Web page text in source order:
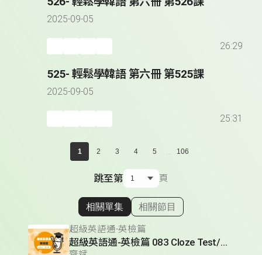
2025-09-05
26:29
525- 輕鬆學韓語 第六冊 第525課
2025-09-05
25:31
1 2 3 4 5 ... 106
跳至第 頁
顯示相關單集
相關單集 相關節目
超級英語通-英檢篇
超級英語通-英檢篇 083 Cloze Test/段落填空-13